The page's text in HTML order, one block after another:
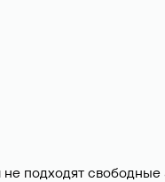
подходят